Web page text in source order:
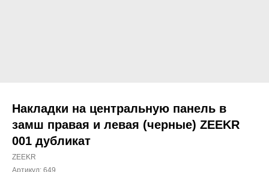
Накладки на центральную панель в
замш правая и левая (черные) ZEEKR
001 дубликат
ZEEKR
Артикул: 649